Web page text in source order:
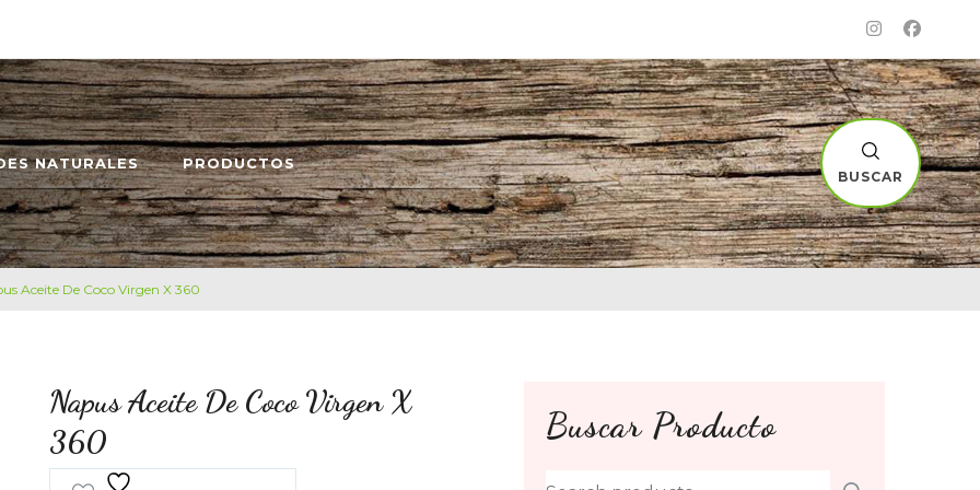
NATURALES PRODUCTOS
BUSCAR
Aceite De Coco Virgen X 360
Napus Aceite De Coco Virgen X
360
Buscar Producto